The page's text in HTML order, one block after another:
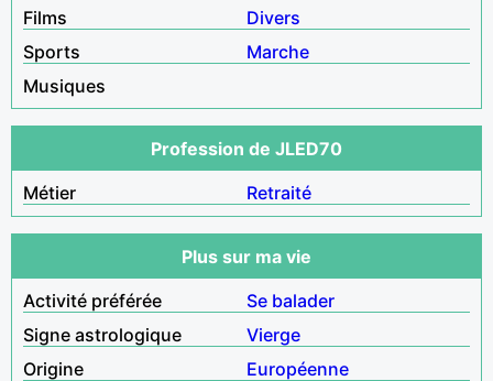
Films
Divers
Sports
Marche
Musiques
Profession de JLED70
Métier
Retraité
Plus sur ma vie
Activité préférée
Se balader
Signe astrologique
Vierge
Origine
Européenne